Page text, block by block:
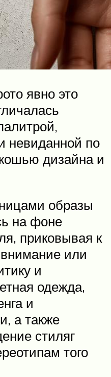
явно это
невиданной по
дизайна и
образы
на фоне
приковывая к
или
и
одежда,
и
а также
стиляг
того